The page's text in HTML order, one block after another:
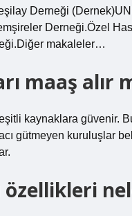
Derneği
Derneği.Özel
makaleler…
maaş alır
kaynaklara güvenir.
gütmeyen kuruluşlar